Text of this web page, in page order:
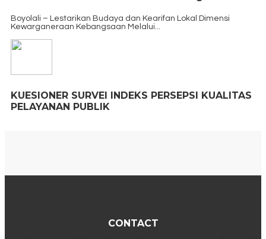
Boyolali – Lestarikan Budaya dan Kearifan Lokal Dimensi
Kewarganeraan Kebangsaan Melalui...
KUESIONER SURVEI INDEKS PERSEPSI KUALITAS
PELAYANAN PUBLIK
CONTACT